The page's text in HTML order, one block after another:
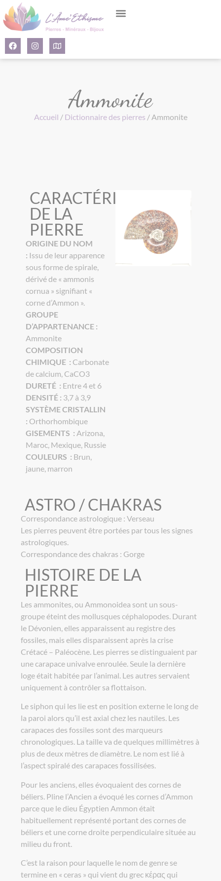
Ammonite
Accueil / Dictionnaire des pierres / Ammonite
CARACTÉRISTIQUES
DE LA
PIERRE
ORIGINE DU NOM
: Issu de leur apparence
sous forme de spirale,
dérivé de « ammonis
cornua » signifiant «
corne d’Ammon ».
GROUPE
D’APPARTENANCE :
Ammonite
COMPOSITION
CHIMIQUE : Carbonate
de calcium, CaCO3
DURETÉ : Entre 4 et 6
DENSITÉ : 3,7 à 3,9
SYSTÈME CRISTALLIN
: Orthorhombique
GISEMENTS : Arizona,
Maroc, Mexique, Russie
COULEURS : Brun,
jaune, marron
ASTRO / CHAKRAS
Correspondance astrologique : Verseau
Les pierres peuvent être portées par tous les signes
astrologiques.
Correspondance des chakras : Gorge
HISTOIRE DE LA
PIERRE
Les ammonites, ou Ammonoidea sont un sous-
groupe éteint des mollusques céphalopodes. Durant
le Dévonien, elles apparaissent au registre des
fossiles, mais elles disparaissent après la crise
Crétacé – Paléocène. Les pierres se distinguaient par
une carapace univalve enroulée. Seule la dernière
loge était habitée par l’animal. Les autres servaient
uniquement à contrôler sa flottaison.
Le siphon qui les lie est en position externe le long de
la paroi alors qu’il est axial chez les nautiles. Les
carapaces des fossiles sont des marqueurs
chronologiques. La taille va de quelques millimètres à
plus de deux mètres de diamètre. Le nom est lié à
l’aspect spiralé des carapaces fossilisées.
Pour les anciens, elles évoquaient des cornes de
béliers. Pline l’Ancien a évoqué les cornes d’Ammon
parce que le dieu Égyptien Ammon était
habituellement représenté portant des cornes de
béliers et une corne droite perpendiculaire située au
milieu du front.
C’est la raison pour laquelle le nom de genre se
termine en « ceras » qui vient du grec κέρας qui
Panneau de gestion des cookies